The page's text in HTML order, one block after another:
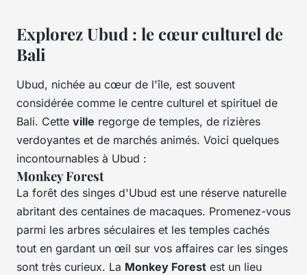
Explorez Ubud : le cœur culturel de
Bali
Ubud, nichée au cœur de l'île, est souvent
considérée comme le centre culturel et spirituel de
Bali. Cette ville regorge de temples, de rizières
verdoyantes et de marchés animés. Voici quelques
incontournables à Ubud :
Monkey Forest
La forêt des singes d'Ubud est une réserve naturelle
abritant des centaines de macaques. Promenez-vous
parmi les arbres séculaires et les temples cachés
tout en gardant un œil sur vos affaires car les singes
sont très curieux. La Monkey Forest est un lieu